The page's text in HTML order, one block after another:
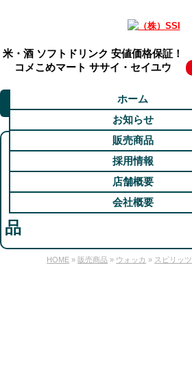
米・酒 ソフトドリンク 安値価格保証！
コメこめマート ササイ・セイユウ
ホーム
お知らせ
販売商品
採用情報
店舗概要
会社概要
品
HOME » 販売商品 » ウォッカ » スピリッツ